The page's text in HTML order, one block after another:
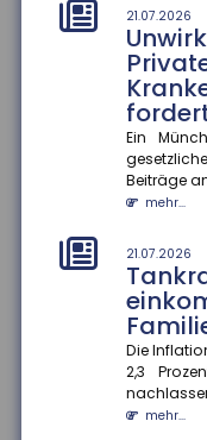
21.07.2026
Ein
Beiträge
mehr...
21.07.2026
Die
2,3
mehr...
21.07.2026
von
Bildung
Studie der
Nutzen
mehr...
Jeder
Eine
Deutschen
20 Millionen
mehr...
18.07.2026